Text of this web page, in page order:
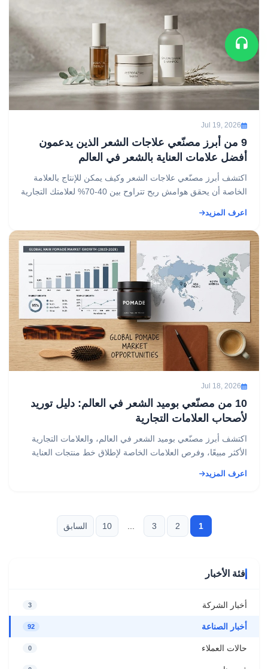
Jul 19, 2026
9 من أبرز مصنّعي علاجات الشعر الذين يدعمون
أفضل علامات العناية بالشعر في العالم
اكتشف أبرز مصنّعي علاجات الشعر وكيف يمكن للإنتاج بالعلامة
الخاصة أن يحقق هوامش ربح تتراوح بين 40-70% لعلامتك التجارية
اعرف المزيد
Jul 18, 2026
10 من مصنّعي بوميد الشعر في العالم: دليل توريد
لأصحاب العلامات التجارية
اكتشف أبرز مصنّعي بوميد الشعر في العالم، والعلامات التجارية
الأكثر مبيعًا، وفرص العلامات الخاصة لإطلاق خط منتجات العناية
اعرف المزيد
1
2
3
...
10 السابق
فئة الأخبار
أخبار الشركة 3
أخبار الصناعة 92
حالات العملاء 0